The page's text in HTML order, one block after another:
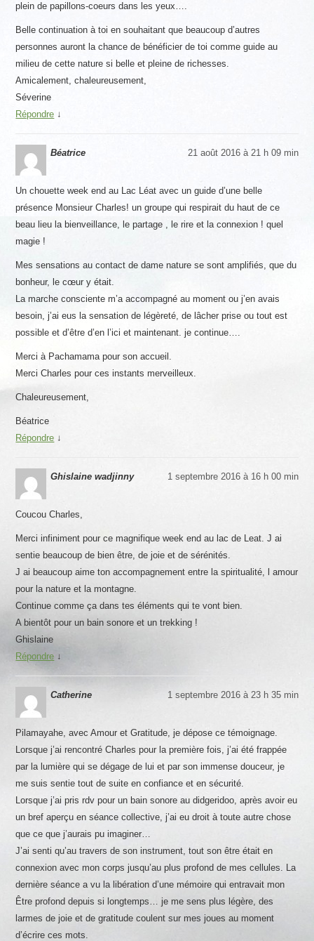
plein de papillons-coeurs dans les yeux….
Belle continuation à toi en souhaitant que beaucoup d’autres
personnes auront la chance de bénéficier de toi comme guide au
milieu de cette nature si belle et pleine de richesses.
Amicalement, chaleureusement,
Séverine
Répondre ↓
Béatrice 21 août 2016 à 21 h 09 min
Un chouette week end au Lac Léat avec un guide d’une belle
présence Monsieur Charles! un groupe qui respirait du haut de ce
beau lieu la bienveillance, le partage , le rire et la connexion ! quel
magie !
Mes sensations au contact de dame nature se sont amplifiés, que du
bonheur, le cœur y était.
La marche consciente m’a accompagné au moment ou j’en avais
besoin, j’ai eus la sensation de légèreté, de lâcher prise ou tout est
possible et d’être d’en l’ici et maintenant. je continue….
Merci à Pachamama pour son accueil.
Merci Charles pour ces instants merveilleux.
Chaleureusement,
Béatrice
Répondre ↓
Ghislaine wadjinny 1 septembre 2016 à 16 h 00 min
Coucou Charles,
Merci infiniment pour ce magnifique week end au lac de Leat. J ai
sentie beaucoup de bien être, de joie et de sérénités.
J ai beaucoup aime ton accompagnement entre la spiritualité, l amour
pour la nature et la montagne.
Continue comme ça dans tes éléments qui te vont bien.
A bientôt pour un bain sonore et un trekking !
Ghislaine
Répondre ↓
Catherine 1 septembre 2016 à 23 h 35 min
Pilamayahe, avec Amour et Gratitude, je dépose ce témoignage.
Lorsque j’ai rencontré Charles pour la première fois, j’ai été frappée
par la lumière qui se dégage de lui et par son immense douceur, je
me suis sentie tout de suite en confiance et en sécurité.
Lorsque j’ai pris rdv pour un bain sonore au didgeridoo, après avoir eu
un bref aperçu en séance collective, j’ai eu droit à toute autre chose
que ce que j’aurais pu imaginer…
J’ai senti qu’au travers de son instrument, tout son être était en
connexion avec mon corps jusqu’au plus profond de mes cellules. La
dernière séance a vu la libération d’une mémoire qui entravait mon
Être profond depuis si longtemps… je me sens plus légère, des
larmes de joie et de gratitude coulent sur mes joues au moment
d’écrire ces mots.